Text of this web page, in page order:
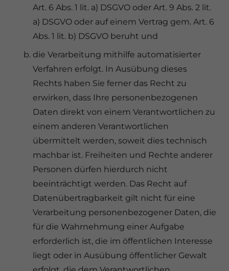
Art. 6 Abs. 1 lit. a) DSGVO oder Art. 9 Abs. 2 lit.
a) DSGVO oder auf einem Vertrag gem. Art. 6
Abs. 1 lit. b) DSGVO beruht und
die Verarbeitung mithilfe automatisierter
Verfahren erfolgt. In Ausübung dieses
Rechts haben Sie ferner das Recht zu
erwirken, dass Ihre personenbezogenen
Daten direkt von einem Verantwortlichen zu
einem anderen Verantwortlichen
übermittelt werden, soweit dies technisch
machbar ist. Freiheiten und Rechte anderer
Personen dürfen hierdurch nicht
beeinträchtigt werden. Das Recht auf
Datenübertragbarkeit gilt nicht für eine
Verarbeitung personenbezogener Daten, die
für die Wahrnehmung einer Aufgabe
erforderlich ist, die im öffentlichen Interesse
liegt oder in Ausübung öffentlicher Gewalt